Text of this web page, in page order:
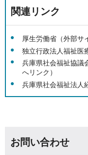
関連リンク
厚生労働省（外部サ
独立行政法人福祉医
兵庫県社会福祉協議
へリンク）
兵庫県社会福祉法人
お問い合わせ